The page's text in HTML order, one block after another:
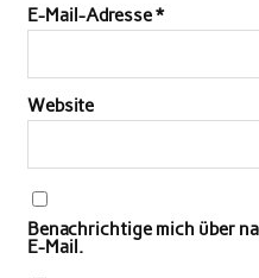
E-Mail-Adresse*
Website
Benachrichtige mich über
E-Mail.